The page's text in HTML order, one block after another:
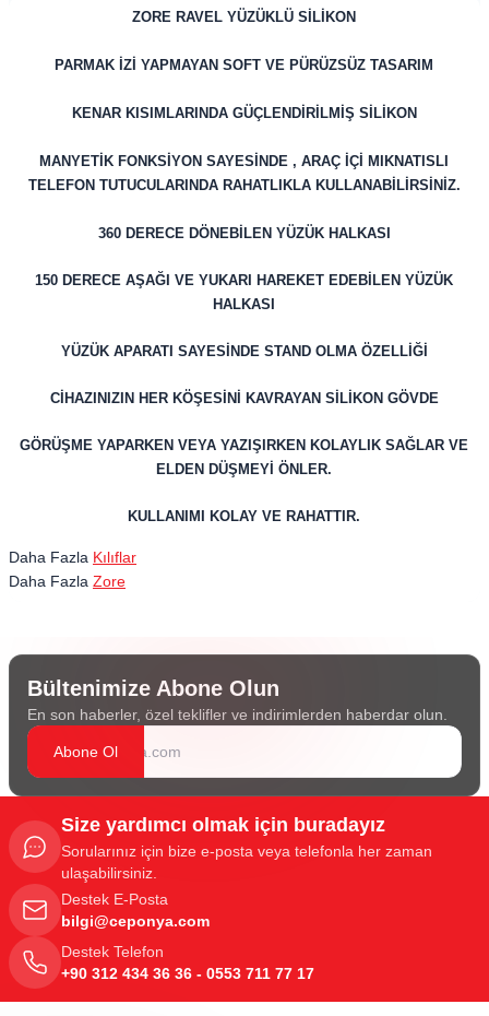
ZORE RAVEL YÜZÜKLÜ SİLİKON
PARMAK İZİ YAPMAYAN SOFT VE PÜRÜZSÜZ TASARIM
KENAR KISIMLARINDA GÜÇLENDİRİLMİŞ SİLİKON
MANYETİK FONKSİYON SAYESİNDE , ARAÇ İÇİ MIKNATISLI
TELEFON TUTUCULARINDA RAHATLIKLA KULLANABİLİRSİNİZ.
360 DERECE DÖNEBİLEN YÜZÜK HALKASI
150 DERECE AŞAĞI VE YUKARI HAREKET EDEBİLEN YÜZÜK
HALKASI
YÜZÜK APARATI SAYESİNDE STAND OLMA ÖZELLİĞİ
CİHAZINIZIN HER KÖŞESİNİ KAVRAYAN SİLİKON GÖVDE
GÖRÜŞME YAPARKEN VEYA YAZIŞIRKEN KOLAYLIK SAĞLAR VE
ELDEN DÜŞMEYİ ÖNLER.
KULLANIMI KOLAY VE RAHATTIR.
Daha Fazla Kılıflar
Daha Fazla Zore
Bültenimize Abone Olun
En son haberler, özel teklifler ve indirimlerden haberdar olun.
Abone Ol
Size yardımcı olmak için buradayız
Sorularınız için bize e-posta veya telefonla her zaman
ulaşabilirsiniz.
Destek E-Posta
bilgi@ceponya.com
Destek Telefon
+90 312 434 36 36 - 0553 711 77 17